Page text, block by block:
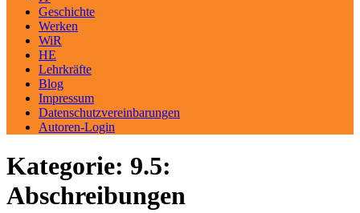
Geschichte
Werken
WiR
HE
Lehrkräfte
Blog
Impressum
Datenschutzvereinbarungen
Autoren-Login
Kategorie: 9.5:
Abschreibungen